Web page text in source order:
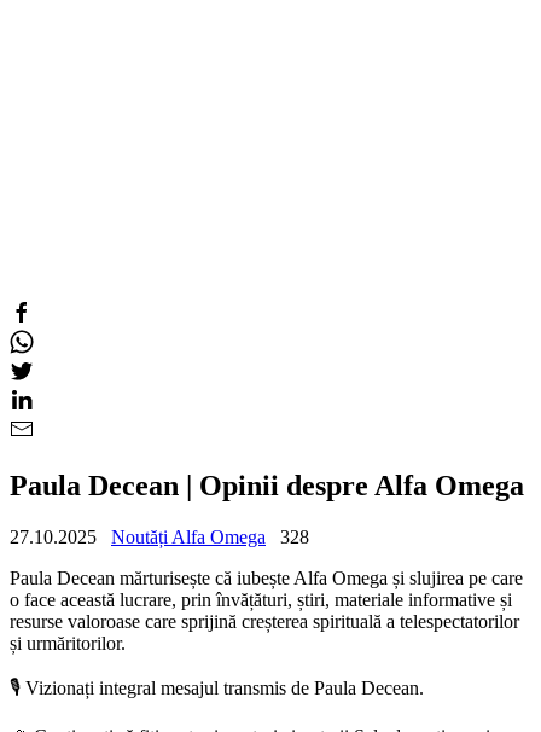
Paula Decean | Opinii despre Alfa Omega
27.10.2025 Noutăți Alfa Omega
328
Paula Decean mărturisește că iubește Alfa Omega și slujirea pe care
o face această lucrare, prin învățături, știri, materiale informative și
resurse valoroase care sprijină creșterea spirituală a telespectatorilor
și urmăritorilor.
🎙️ Vizionați integral mesajul transmis de Paula Decean.